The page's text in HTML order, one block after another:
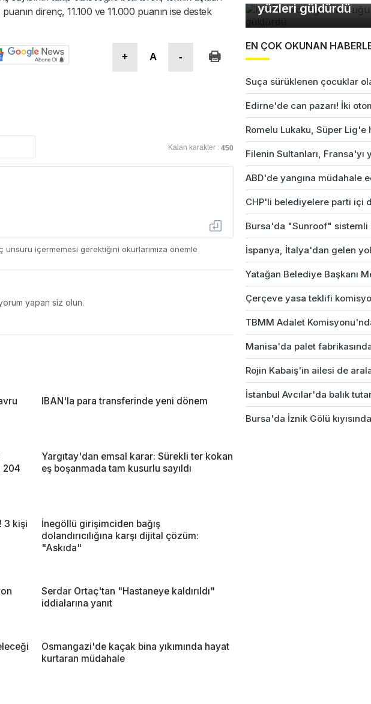
direnç, 11.100 ve 11.000 puanın ise destek
+ A -
Kalan karakter : 450
içermemesi gerektiğini okurlarımıza önemle
yapan siz olun.
IBAN'la para transferinde yeni dönem
204
Yargıtay'dan emsal karar: Sürekli ter kokan
eş boşanmada tam kusurlu sayıldı
3 kişi
İnegöllü girişimciden bağış
dolandırıcılığına karşı dijital çözüm:
"Askıda"
Serdar Ortaç'tan "Hastaneye kaldırıldı"
iddialarına yanıt
Osmangazi'de kaçak bina yıkımında hayat
kurtaran müdahale
yüzleri güldürdü
EN ÇOK OKUNAN
Suça sürüklenen çocuklar
Edirne'de can pazarı! İki
Romelu Lukaku, Süper Lig'e
Filenin Sultanları, Fransa'yı
ABD'de yangına müdahale
CHP'li belediyelere parti içi
Bursa'da "Sunroof" sistemli
İspanya, İtalya'dan gelen
Yatağan Belediye Başkanı
Çerçeve yasa teklifi
TBMM Adalet
Manisa'da palet
Rojin Kabaiş'in ailesi de
İstanbul Avcılar'da balık
Bursa'da İznik Gölü